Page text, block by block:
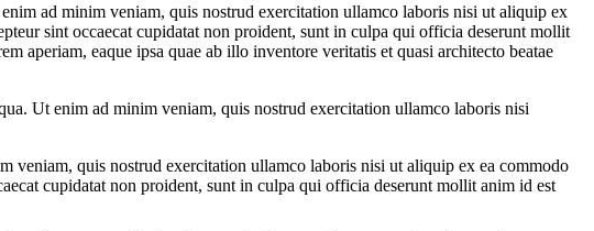
ad minim veniam, quis nostrud exercitation ullamco laboris nisi ut aliquip ex
sint occaecat cupidatat non proident, sunt in culpa qui officia deserunt mollit
aperiam, eaque ipsa quae ab illo inventore veritatis et quasi architecto beatae
Ut enim ad minim veniam, quis nostrud exercitation ullamco laboris nisi
veniam, quis nostrud exercitation ullamco laboris nisi ut aliquip ex ea commodo
cupidatat non proident, sunt in culpa qui officia deserunt mollit anim id est